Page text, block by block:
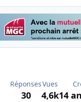
Réponses
30
Vues
4,6k14